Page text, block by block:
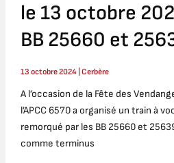
le 13 octobre
BB 25660 et
13 octobre 2024 Cerbère
A l’occasion de la Fête des
l’APCC 6570 a organisé un train à
remorqué par les BB 25660 et
comme terminus
25639